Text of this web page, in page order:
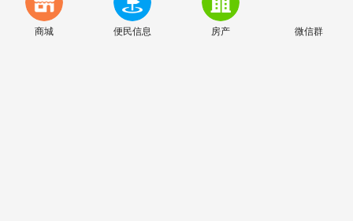
商城 便民信息 房产 微信群